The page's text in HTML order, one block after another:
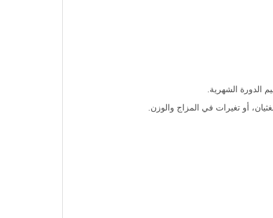
أو تغيرات في المزاج والوزن.